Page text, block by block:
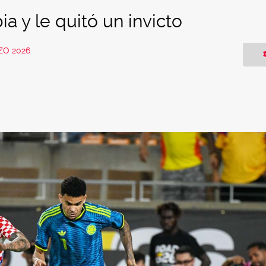
y le quitó un invicto
2026